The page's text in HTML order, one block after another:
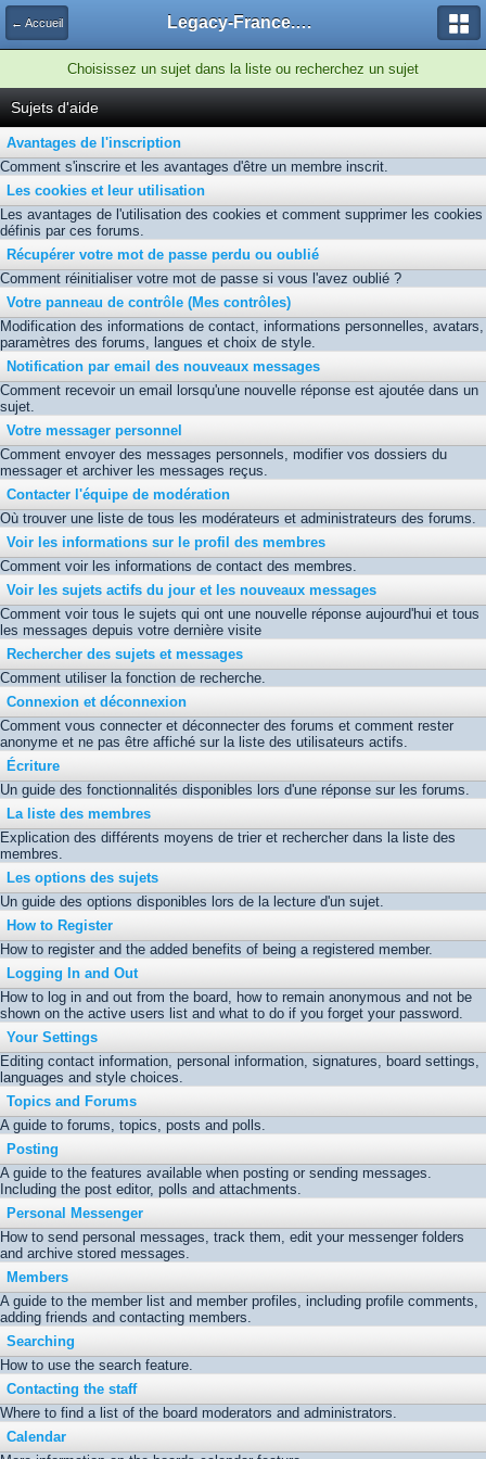
← Accueil Legacy-France.org - Forum
Choisissez un sujet dans la liste ou recherchez un sujet
Sujets d'aide
Avantages de l'inscription
Comment s'inscrire et les avantages d'être un membre inscrit.
Les cookies et leur utilisation
Les avantages de l'utilisation des cookies et comment supprimer les cookies
définis par ces forums.
Récupérer votre mot de passe perdu ou oublié
Comment réinitialiser votre mot de passe si vous l'avez oublié ?
Votre panneau de contrôle (Mes contrôles)
Modification des informations de contact, informations personnelles, avatars,
paramètres des forums, langues et choix de style.
Notification par email des nouveaux messages
Comment recevoir un email lorsqu'une nouvelle réponse est ajoutée dans un
sujet.
Votre messager personnel
Comment envoyer des messages personnels, modifier vos dossiers du
messager et archiver les messages reçus.
Contacter l'équipe de modération
Où trouver une liste de tous les modérateurs et administrateurs des forums.
Voir les informations sur le profil des membres
Comment voir les informations de contact des membres.
Voir les sujets actifs du jour et les nouveaux messages
Comment voir tous le sujets qui ont une nouvelle réponse aujourd'hui et tous
les messages depuis votre dernière visite
Rechercher des sujets et messages
Comment utiliser la fonction de recherche.
Connexion et déconnexion
Comment vous connecter et déconnecter des forums et comment rester
anonyme et ne pas être affiché sur la liste des utilisateurs actifs.
Écriture
Un guide des fonctionnalités disponibles lors d'une réponse sur les forums.
La liste des membres
Explication des différents moyens de trier et rechercher dans la liste des
membres.
Les options des sujets
Un guide des options disponibles lors de la lecture d'un sujet.
How to Register
How to register and the added benefits of being a registered member.
Logging In and Out
How to log in and out from the board, how to remain anonymous and not be
shown on the active users list and what to do if you forget your password.
Your Settings
Editing contact information, personal information, signatures, board settings,
languages and style choices.
Topics and Forums
A guide to forums, topics, posts and polls.
Posting
A guide to the features available when posting or sending messages.
Including the post editor, polls and attachments.
Personal Messenger
How to send personal messages, track them, edit your messenger folders
and archive stored messages.
Members
A guide to the member list and member profiles, including profile comments,
adding friends and contacting members.
Searching
How to use the search feature.
Contacting the staff
Where to find a list of the board moderators and administrators.
Calendar